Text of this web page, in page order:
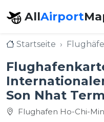
AllAirport
Startseite
Son Nhat
Flughafen Ho-Chi-